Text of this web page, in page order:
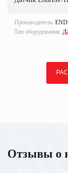
Производитель:
Тип оборудования:
Отзывы о